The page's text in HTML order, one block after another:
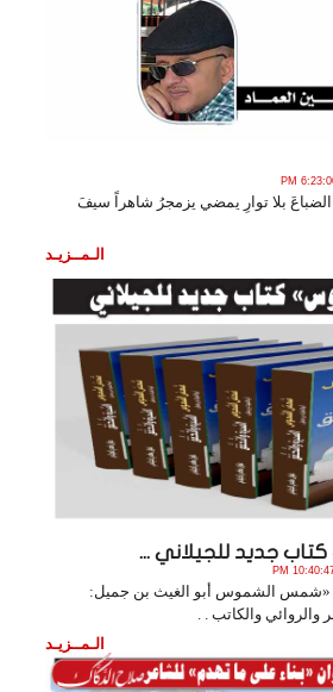
بلا توارِ يمضي يزمجرُ شاهراً سيفَ
الـمــزيـد
جديد للجيلاني ...
«شمس الشموس أبو الغيث بن جميل:
والروائي والكاتب . .
الـمــزيـد